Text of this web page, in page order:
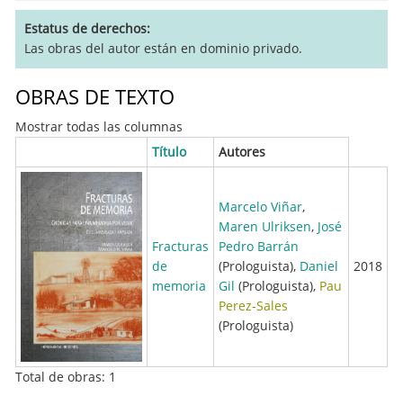
Estatus de derechos
Las obras del autor están en dominio privado.
OBRAS DE TEXTO
Mostrar todas las columnas
Título
Autores
Fracturas
de
memoria
Marcelo Viñar,
Maren Ulriksen, José
Pedro Barrán
(Prologuista), Daniel
Gil (Prologuista), Pau
Perez-Sales
(Prologuista)
2018
Total de obras: 1